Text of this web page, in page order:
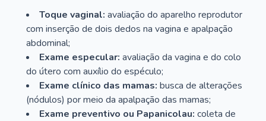
Toque vaginal: avaliação do aparelho reprodutor
com inserção de dois dedos na vagina e apalpação
abdominal;
Exame especular: avaliação da vagina e do colo
do útero com auxílio do espéculo;
Exame clínico das mamas: busca de alterações
(nódulos) por meio da apalpação das mamas;
Exame preventivo ou Papanicolau: coleta de